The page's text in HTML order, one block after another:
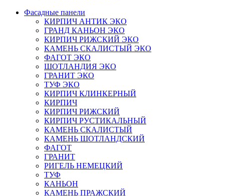
Фасадные панели
КИРПИЧ АНТИК ЭКО
ГРАНД КАНЬОН ЭКО
КИРПИЧ РИЖСКИЙ ЭКО
КАМЕНЬ СКАЛИСТЫЙ ЭКО
ФАГОТ ЭКО
ШОТЛАНДИЯ ЭКО
ГРАНИТ ЭКО
ТУФ ЭКО
КИРПИЧ КЛИНКЕРНЫЙ
КИРПИЧ
КИРПИЧ РИЖСКИЙ
КИРПИЧ РУСТИКАЛЬНЫЙ
КАМЕНЬ СКАЛИСТЫЙ
КАМЕНЬ ШОТЛАНДСКИЙ
ФАГОТ
ГРАНИТ
РИГЕЛЬ НЕМЕЦКИЙ
ТУФ
КАНЬОН
КАМЕНЬ ПРАЖСКИЙ